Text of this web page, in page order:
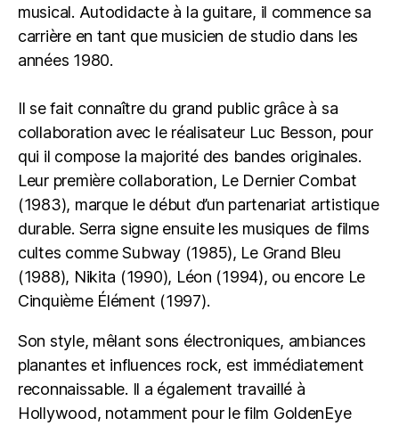
musical. Autodidacte à la guitare, il commence sa
carrière en tant que musicien de studio dans les
années 1980.
Il se fait connaître du grand public grâce à sa
collaboration avec le réalisateur Luc Besson, pour
qui il compose la majorité des bandes originales.
Leur première collaboration, Le Dernier Combat
(1983), marque le début d’un partenariat artistique
durable. Serra signe ensuite les musiques de films
cultes comme Subway (1985), Le Grand Bleu
(1988), Nikita (1990), Léon (1994), ou encore Le
Cinquième Élément (1997).
Son style, mêlant sons électroniques, ambiances
planantes et influences rock, est immédiatement
reconnaissable. Il a également travaillé à
Hollywood, notamment pour le film GoldenEye